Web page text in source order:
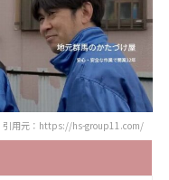
引用元：https://hs-group11.com/